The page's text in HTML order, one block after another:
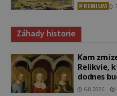
PREMIUM
Záhady historie
Kam
Relikvie,
dodnes
6.8.2026